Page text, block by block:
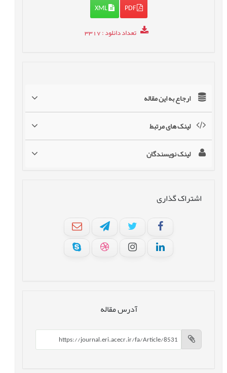
PDF
XML
تعداد دانلود: 3317
ارجاع به این مقاله
لینک های مرتبط
لینک نویسندگان
اشتراک گذاری
آدرس مقاله